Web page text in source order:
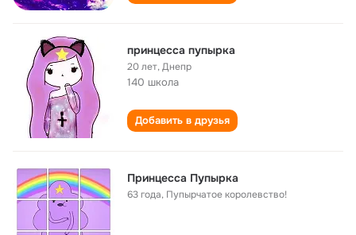
принцесса пупырка
20 лет,Днепр
140 школа
Добавить в друзья
Принцесса Пупырка
63 года, Пупырчатое королевство!